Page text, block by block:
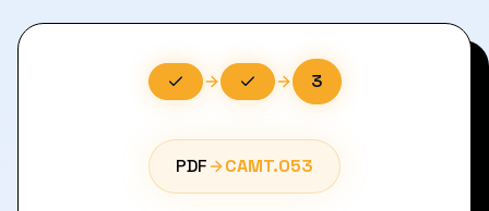
3
PDF CAMT.053